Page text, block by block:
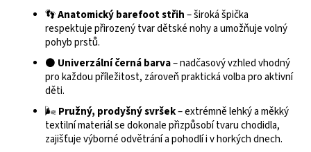
👣Anatomický barefoot střih– široká špička
respektuje přirozený tvar dětské nohy a umožňuje volný
pohyb prstů.
⚫ Univerzální černá barva– nadčasový vzhled vhodný
pro každou příležitost, zároveň praktická volba pro aktivní
děti.
🌬️ Pružný, prodyšný svršek– extrémně lehký a měkký
textilní materiál se dokonale přizpůsobí tvaru chodidla,
zajišťuje výborné odvětrání a pohodlí i v horkých dnech.